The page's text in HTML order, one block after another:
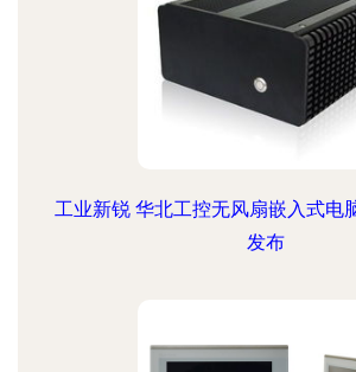
工业新锐 华北工控无风扇嵌入式电
发布